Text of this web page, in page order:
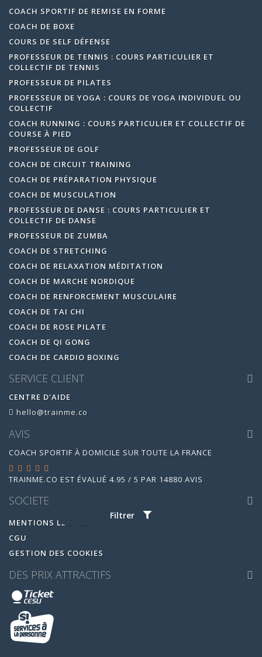
Filtrer
COACH SPORTIF DE REMISE EN FORME
COACH DE BOXE
COURS DE SELF DÉFENSE
PROFESSEUR DE TENNIS : COURS PARTICULIER ET
COLLECTIF DE TENNIS
PROFESSEUR DE PILATES
PROFESSEUR DE YOGA : COURS DE YOGA INDIVIDUEL OU
COLLECTIF
COACH RUNNING : COURS PARTICULIER ET COLLECTIF DE
COURSE À PIED
PROFESSEUR DE GOLF
COACH DE CIRCUIT TRAINING
COACH DE PRÉPARATION PHYSIQUE
COACH DE MUSCULATION
PROFESSEUR DE DANSE : COURS PARTICULIER ET
COLLECTIF DE DANSE
PROFESSEUR DE ZUMBA
COACH DE STRETCHING
COACH DE RELAXATION MÉDITATION
COACH DE MARCHE NORDIQUE
COACH DE RENFORCEMENT MUSCULAIRE
COACH DE TAI CHI
COACH DE ROSE PILATE
COACH DE QI GONG
COACH DE CARDIO BOXING
SERVICE CLIENT
CENTRE D'AIDE
hello@trainme.co
AVIS
COACH SPORTIF À DOMICILE SUR TOUTE LA FRANCE
TRAINME.CO EST ÉVALUÉ 4.95 / 5 PAR 14880 AVIS
SOCIETE
MENTIONS LEGALES
CGU
GESTION DES COOKIES
DES PRIX ATTRACTIFS